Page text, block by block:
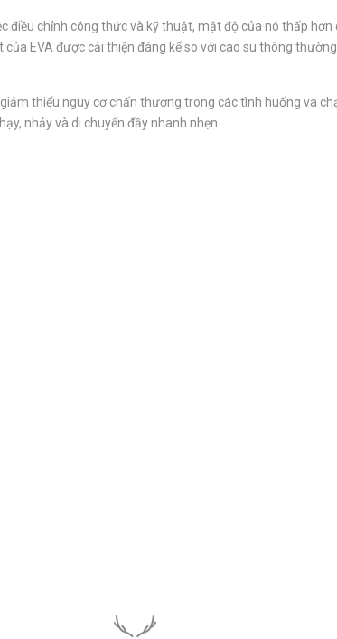
điều chỉnh công thức và kỹ thuật, mật độ của nó thấp
EVA được cải thiện đáng kể so với cao su thông
thiểu nguy cơ chấn thương trong các tình huống va
nhảy và di chuyển đầy nhanh nhẹn.